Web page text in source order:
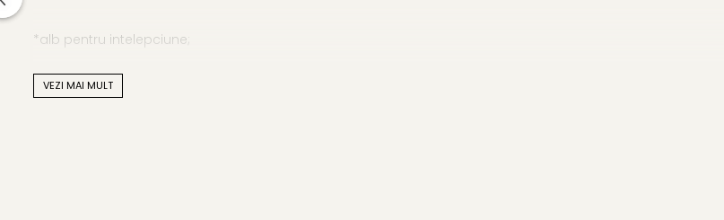
*alb pentru intelepciune;
VEZI MAI MULT